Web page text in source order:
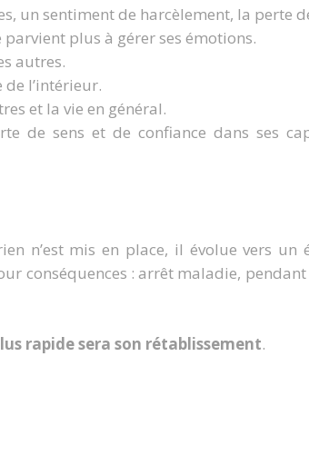
un sentiment de harcèlement, la perte
plus à gérer ses émotions.
autres.
de l’intérieur.
et la vie en général.
de sens et de confiance dans ses
n’est mis en place, il évolue vers
conséquences : arrêt maladie,
rapide sera son rétablissement.